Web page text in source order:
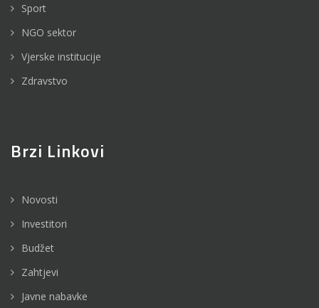
Sport
NGO sektor
Vjerske institucije
Zdravstvo
Brzi Linkovi
Novosti
Investitori
Budžet
Zahtjevi
Javne nabavke